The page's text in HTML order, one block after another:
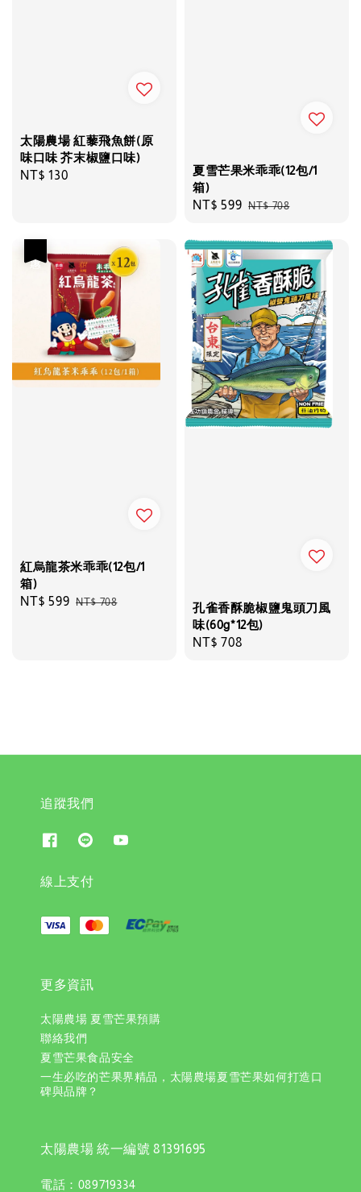
太陽農場 紅藜飛魚餅(原
味口味 芥末椒鹽口味)
Regular
NT$ 130
夏雪芒果米乖乖(12包/1
箱)
Sale
NT$ 599 Regular
NT$ 708
紅烏龍茶米乖乖(12包/1
箱)
Sale
NT$ 599 Regular
NT$ 708
孔雀香酥脆椒鹽鬼頭刀風
味(60g*12包)
Regular
NT$ 708
追蹤我們
線上支付
更多資訊
太陽農場 夏雪芒果預購
聯絡我們
夏雪芒果食品安全
一生必吃的芒果界精品，太陽農場夏雪芒果如何打造口
碑與品牌？
太陽農場 統一編號 81391695
電話：089719334